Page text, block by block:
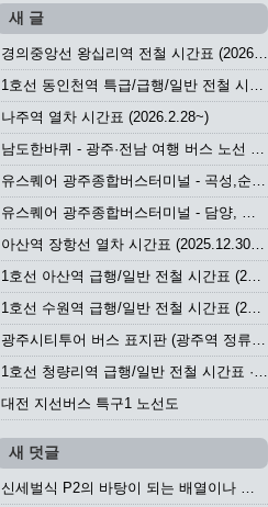
새 글
경의중앙선 왕십리역 전철 시간표 (2026.4.20~)
1호선 동인천역 특급/급행/일반 전철 시간표 (2026.2.28~)
나주역 열차 시간표 (2026.2.28~)
남도한바퀴 - 광주·전남 여행 버스 노선 (2026.3.1~5.31)
유스퀘어 광주종합버스터미널 - 곡성,순천／화순,보성,율포 방면 시외버스 시간표 (2026.1.31)
유스퀘어 광주종합버스터미널 - 담양, 순창, 남원, 무주, 장수, 거창, 대구 방면 시외버스 시간표 (2026...
아산역 장항선 열차 시간표 (2025.12.30 기준) (무궁화호, ITX-마음, 새마을호, 서해금빛열차)
1호선 아산역 급행/일반 전철 시간표 (2025.12.30~)
1호선 수원역 급행/일반 전철 시간표 (2025.12.30~)
광주시티투어 버스 표지판 (광주역 정류장) (2024?)
1호선 청량리역 급행/일반 전철 시간표 · 노선도 (2025.12.30~)
대전 지선버스 특구1 노선도
새 덧글
신세벌식 P2의 바탕이 되는 배열이나 주요 기능...